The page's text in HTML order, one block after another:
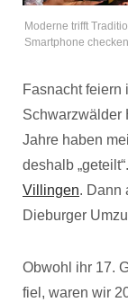
Moderne trifft
Smartphone
Fasnacht feiern
Schwarzwälder
Jahre haben
deshalb
Villingen. Dann
Dieburger
Obwohl ihr 17.
fiel, waren wir